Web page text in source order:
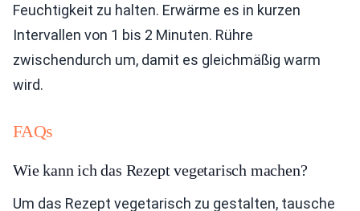
Feuchtigkeit zu halten. Erwärme es in kurzen
Intervallen von 1 bis 2 Minuten. Rühre
zwischendurch um, damit es gleichmäßig warm
wird.
FAQs
Wie kann ich das Rezept vegetarisch machen?
Um das Rezept vegetarisch zu gestalten, tausche